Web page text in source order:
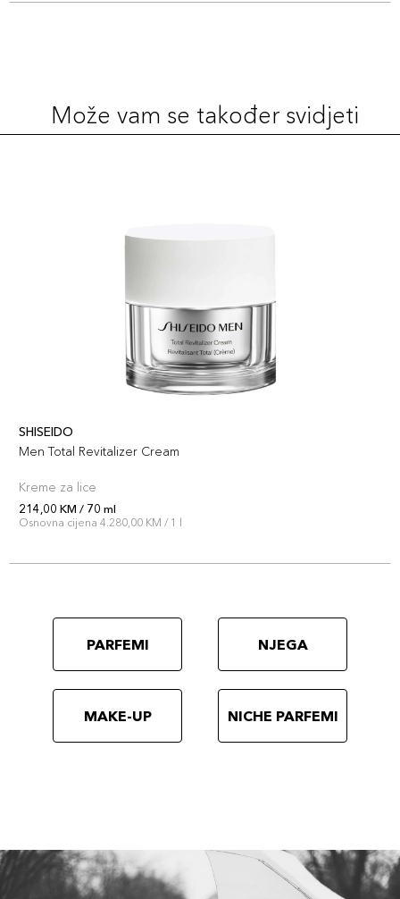
Može vam se također svidjeti
SHISEIDO
Men Total Revitalizer Cream
Kreme za lice
214,00 KM / 70 ml
Osnovna cijena 4.280,00 KM / 1 l
PARFEMI NJEGA
MAKE-UP NICHE PARFEMI